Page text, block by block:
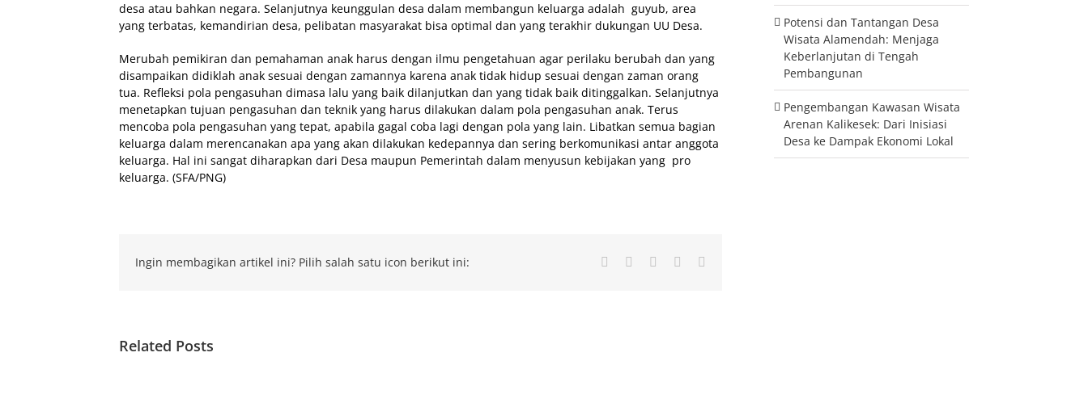
desa atau bahkan negara. Selanjutnya keunggulan desa dalam membangun keluarga adalah guyub, area
yang terbatas, kemandirian desa, pelibatan masyarakat bisa optimal dan yang terakhir dukungan UU Desa.
Merubah pemikiran dan pemahaman anak harus dengan ilmu pengetahuan agar perilaku berubah dan yang
disampaikan didiklah anak sesuai dengan zamannya karena anak tidak hidup sesuai dengan zaman orang
tua. Refleksi pola pengasuhan dimasa lalu yang baik dilanjutkan dan yang tidak baik ditinggalkan. Selanjutnya
menetapkan tujuan pengasuhan dan teknik yang harus dilakukan dalam pola pengasuhan anak. Terus
mencoba pola pengasuhan yang tepat, apabila gagal coba lagi dengan pola yang lain. Libatkan semua bagian
keluarga dalam merencanakan apa yang akan dilakukan kedepannya dan sering berkomunikasi antar anggota
keluarga. Hal ini sangat diharapkan dari Desa maupun Pemerintah dalam menyusun kebijakan yang pro
keluarga. (SFA/PNG)
Ingin membagikan artikel ini? Pilih salah satu icon berikut ini: Facebook
TwitterLinkedInWhatsapp
Related Posts
Potensi dan Tantangan Desa
Wisata Alamendah: Menjaga
Keberlanjutan di Tengah
Pembangunan
Pengembangan Kawasan Wisata
Arenan Kalikesek: Dari Inisiasi
Desa ke Dampak Ekonomi Lokal